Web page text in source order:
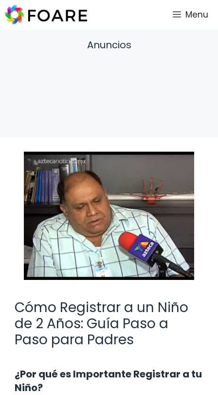
Saltar
al
Menu
Anuncios
Cómo Registrar a un Niño
de 2 Años: Guía Paso a
Paso para Padres
¿Por qué es Importante Registrar a tu
Niño?